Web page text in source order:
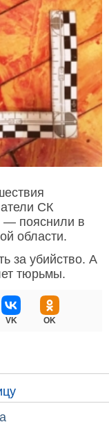
СК
— пояснили в
области.
за убийство. А
тюрьмы.
VK OK